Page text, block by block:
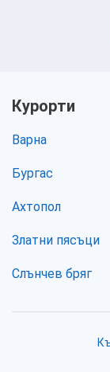
Курорти
Варна
Бургас
Ахтопол
Златни пясъци
Слънчев бряг